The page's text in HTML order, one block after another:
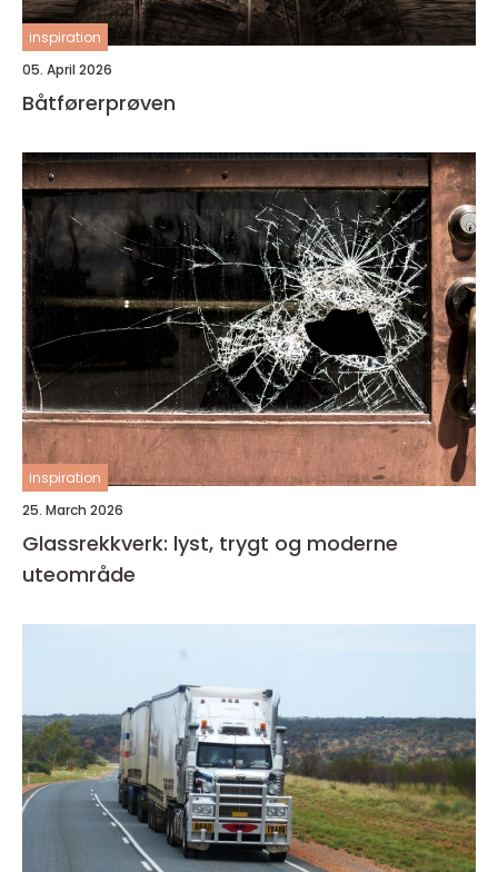
inspiration
05. April 2026
Båtførerprøven
inspiration
25. March 2026
Glassrekkverk: lyst, trygt og moderne
uteområde